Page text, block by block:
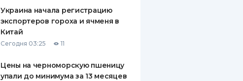
Украина начала регистрацию
экспортеров гороха и ячменя в
Китай
Сегодня 03:25 11
Цены на черноморскую пшеницу
упали до минимума за 13 месяцев